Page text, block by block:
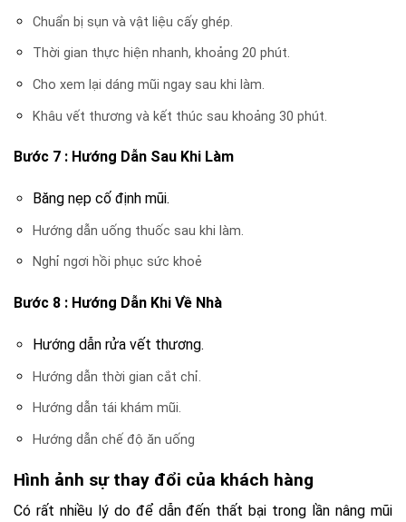
Chuẩn bị sụn và vật liệu cấy ghép.
Thời gian thực hiện nhanh, khoảng 20 phút.
Cho xem lại dáng mũi ngay sau khi làm.
Khâu vết thương và kết thúc sau khoảng 30 phút.
Bước 7 : Hướng Dẫn Sau Khi Làm
Băng nẹp cố định mũi.
Hướng dẫn uống thuốc sau khi làm.
Nghỉ ngơi hồi phục sức khoẻ
Bước 8 : Hướng Dẫn Khi Về Nhà
Hướng dẫn rửa vết thương.
Hướng dẫn thời gian cắt chỉ.
Hướng dẫn tái khám mũi.
Hướng dẫn chế độ ăn uống
Hình ảnh sự thay đổi của khách hàng
Có rất nhiều lý do để dẫn đến thất bại trong lần nâng mũi